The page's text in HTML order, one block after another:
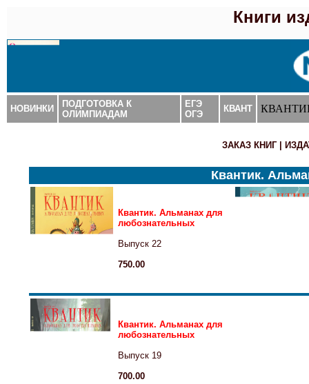
Книги
НОВИНКИ
ПОДГОТОВКА К
ОЛИМПИАДАМ
ЕГЭ
ОГЭ
КВАНТ
ЗАКАЗ КНИГ|
Квантик.
Квантик. Альманах для
любознательных
Выпуск 22
750.00
Квантик. Альманах для
любознательных
Выпуск 19
700.00